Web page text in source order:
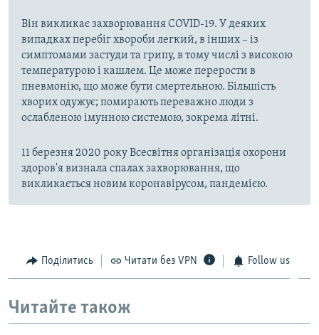
Він викликає захворювання COVID-19. У деяких
випадках перебіг хвороби легкий, в інших – із
симптомами застуди та грипу, в тому числі з високою
температурою і кашлем. Це може перерости в
пневмонію, що може бути смертельною. Більшість
хворих одужує; помирають переважно люди з
ослабленою імунною системою, зокрема літні.
11 березня 2020 року Всесвітня організація охорони
здоров'я визнала спалах захворювання, що
викликається новим коронавірусом, пандемією.
Поділитись Читати без VPN Follow us
Читайте також